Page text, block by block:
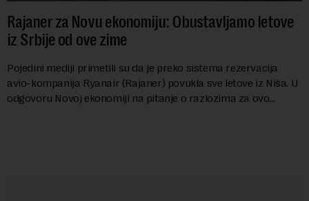
Rajaner za Novu ekonomiju: Obustavljamo letove
iz Srbije od ove zime
Pojedini mediji primetili su da je preko sistema rezervacija
avio-kompanija Ryanair (Rajaner) povukla sve letove iz Niša. U
odgovoru Novoj ekonomiji na pitanje o razlozima za ovo